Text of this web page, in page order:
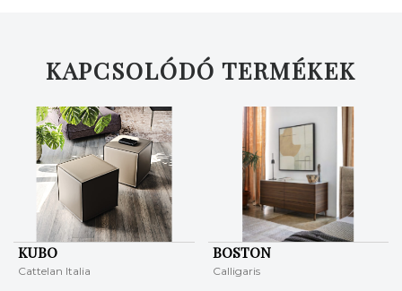
KAPCSOLÓDÓ TERMÉKEK
KUBO
Cattelan Italia
BOSTON
Calligaris